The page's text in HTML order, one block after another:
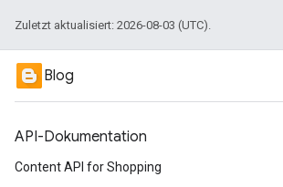
Zuletzt aktualisiert: 2026-08-03 (UTC).
Blog
API-Dokumentation
Content API for Shopping